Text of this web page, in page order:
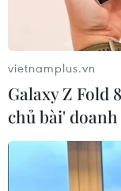
chảy ra từ xe sau
vietnamplus.vn
Galaxy Z Fold
chủ bài'